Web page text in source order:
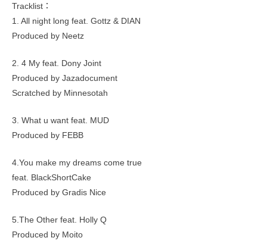
Tracklist：
1. All night long feat. Gottz & DIAN
Produced by Neetz
2. 4 My feat. Dony Joint
Produced by Jazadocument
Scratched by Minnesotah
3. What u want feat. MUD
Produced by FEBB
4.You make my dreams come true
feat. BlackShortCake
Produced by Gradis Nice
5.The Other feat. Holly Q
Produced by Moito